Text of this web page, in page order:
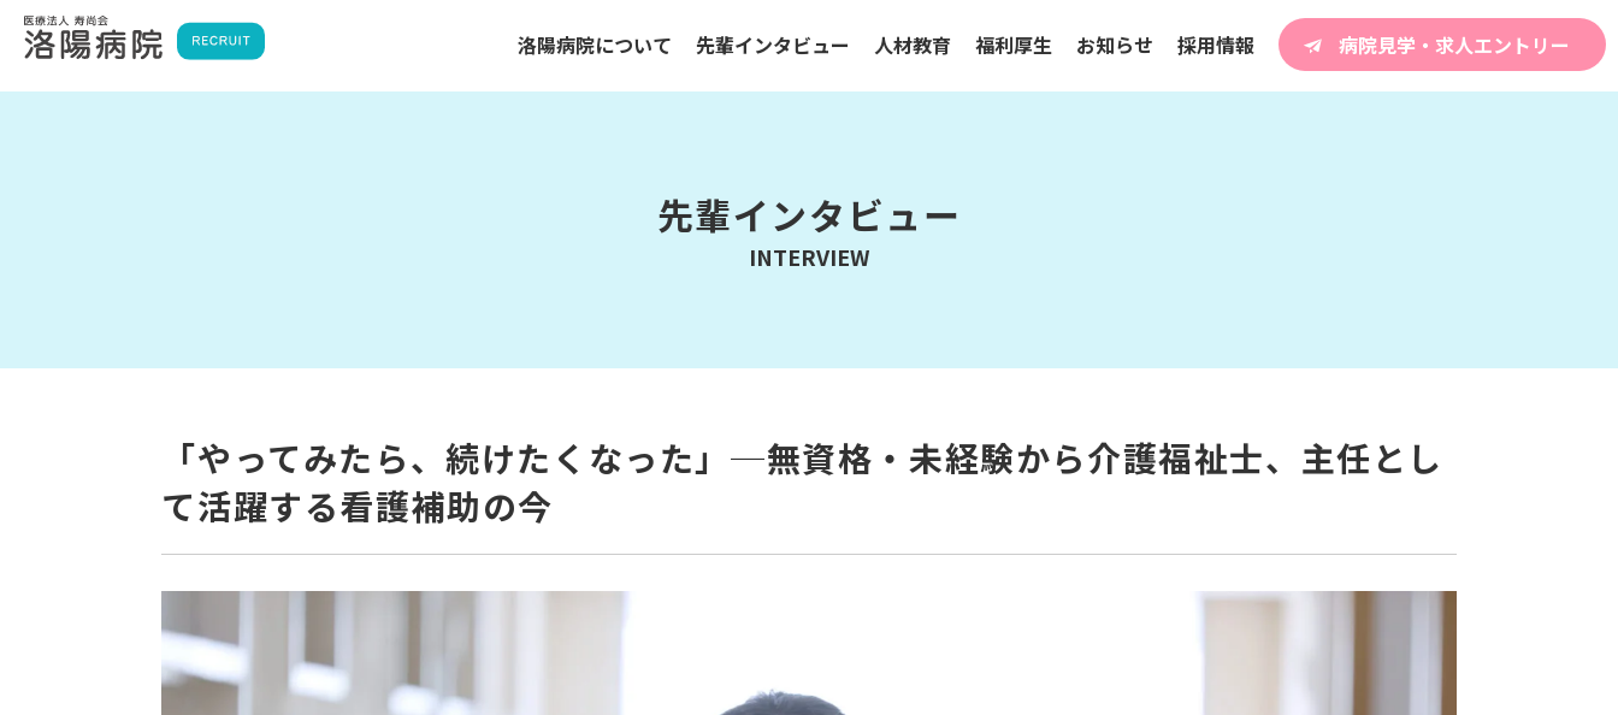
洛陽病院について 先輩インタビュー 人材教育 福利厚生 お知らせ 採用情報 病院見学・求人エントリー
先輩インタビュー
INTERVIEW
「やってみたら、続けたくなった」─無資格・未経験から介護福祉士、主任とし
て活躍する看護補助の今